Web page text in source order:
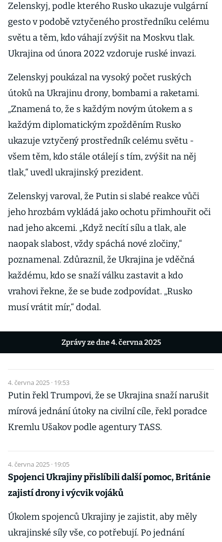
Zelenskyj, podle kterého Rusko ukazuje vulgární
gesto v podobě vztyčeného prostředníku celému
světu a těm, kdo váhají zvýšit na Moskvu tlak.
Ukrajina od února 2022 vzdoruje ruské invazi.
Zelenskyj poukázal na vysoký počet ruských
útoků na Ukrajinu drony, bombami a raketami.
„Znamená to, že s každým novým útokem a s
každým diplomatickým zpožděním Rusko
ukazuje vztyčený prostředník celému světu -
všem těm, kdo stále otálejí s tím, zvýšit na něj
tlak,“ uvedl ukrajinský prezident.
Zelenskyj varoval, že Putin si slabé reakce vůči
jeho hrozbám vykládá jako ochotu přimhouřit oči
nad jeho akcemi. „Když necítí sílu a tlak, ale
naopak slabost, vždy spáchá nové zločiny,“
poznamenal. Zdůraznil, že Ukrajina je vděčná
každému, kdo se snaží válku zastavit a kdo
vrahovi řekne, že se bude zodpovídat. „Rusko
musí vrátit mír,“ dodal.
Zprávy ze dne 4. června 2025
4. června 2025 · 19:53
Putin řekl Trumpovi, že se Ukrajina snaží narušit
mírová jednání útoky na civilní cíle, řekl poradce
Kremlu Ušakov podle agentury TASS.
4. června 2025 · 19:05
Spojenci Ukrajiny přislíbili další pomoc, Británie
zajistí drony i výcvik vojáků
Úkolem spojenců Ukrajiny je zajistit, aby měly
ukrajinské síly vše, co potřebují. Po jednání